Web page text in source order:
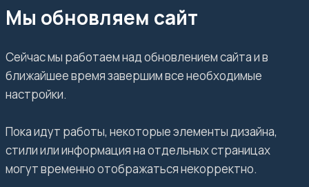
Мы обновляем сайт
Сейчас мы работаем над обновлением сайта и в
ближайшее время завершим все необходимые
настройки.
Пока идут работы, некоторые элементы дизайна,
стили или информация на отдельных страницах
могут временно отображаться некорректно.